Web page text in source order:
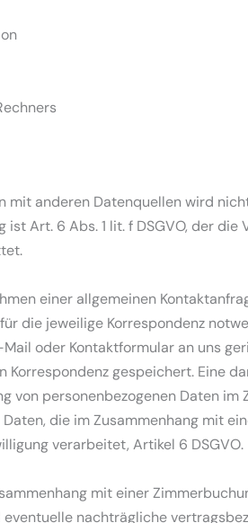
mit anderen Datenquellen wird
Art. 6 Abs. 1 lit. f DSGVO, der
einer allgemeinen
die jeweilige Korrespondenz
oder Kontaktformular an uns
Korrespondenz gespeichert. Eine
von personenbezogenen Daten
die im Zusammenhang mit
verarbeitet, Artikel 6 DSGVO.
mit einer
nachträgliche